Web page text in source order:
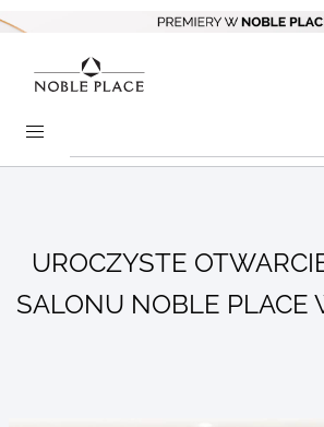
UROCZYSTE
SALONU NOBLE PLACE